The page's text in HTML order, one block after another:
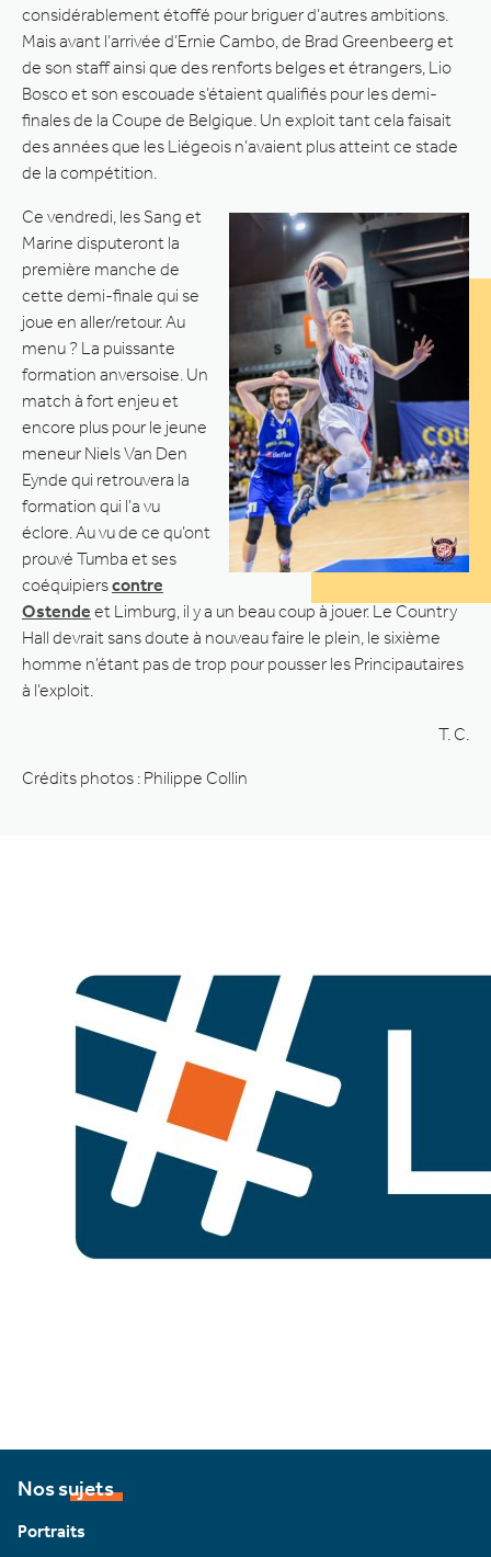
considérablement étoffé pour briguer d’autres ambitions.
Mais avant l’arrivée d’Ernie Cambo, de Brad Greenbeerg et
de son staff ainsi que des renforts belges et étrangers, Lio
Bosco et son escouade s’étaient qualifiés pour les demi-
finales de la Coupe de Belgique. Un exploit tant cela faisait
des années que les Liégeois n’avaient plus atteint ce stade
de la compétition.
Ce vendredi, les Sang et
Marine disputeront la
première manche de
cette demi-finale qui se
joue en aller/retour. Au
menu ? La puissante
formation anversoise. Un
match à fort enjeu et
encore plus pour le jeune
meneur Niels Van Den
Eynde qui retrouvera la
formation qui l’a vu
éclore. Au vu de ce qu’ont
prouvé Tumba et ses
coéquipierscontre
Ostende et Limburg, il y a un beau coup à jouer. Le Country
Hall devrait sans doute à nouveau faire le plein, le sixième
homme n’étant pas de trop pour pousser les Principautaires
à l’exploit.
T. C.
Crédits photos : Philippe Collin
Nos sujets
Portraits